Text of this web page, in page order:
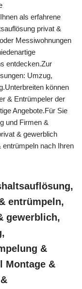
als erfahrene
privat &
Messiwohnungen
entdecken.Zur
Umzug,
können
& Entrümpeler der
Angebote.Für Sie
und Firmen &
& gewerblich
nach Ihren
entrümpeln,
gewerblich,
&
Montage &